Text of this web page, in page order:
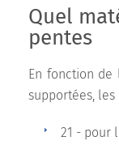
Quel
pentes
En fonction
supportées,
21 - pour